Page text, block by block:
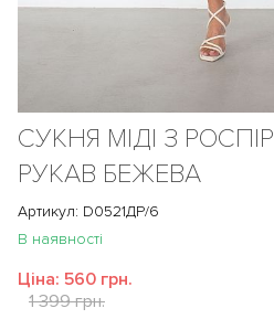
СУКНЯ МІДІ З
РУКАВ БЕЖЕВА
Артикул: D0521ДР/6
В наявності
Ціна: 560 грн.
1 399 грн.